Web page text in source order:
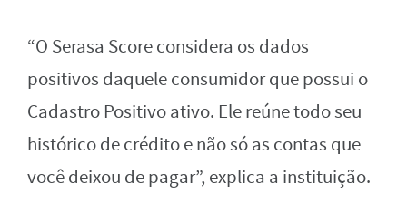
“O Serasa Score considera os dados
positivos daquele consumidor que possui o
Cadastro Positivo ativo. Ele reúne todo seu
histórico de crédito e não só as contas que
você deixou de pagar”, explica a instituição.